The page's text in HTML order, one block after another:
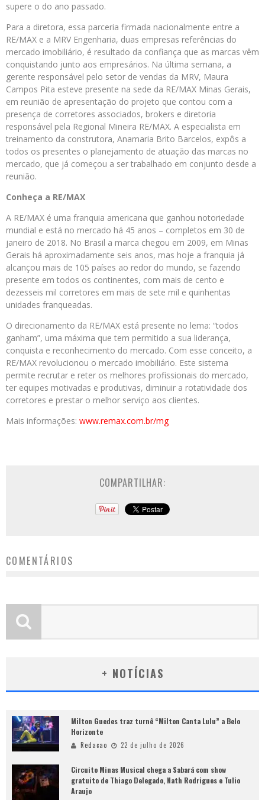
supere o do ano passado.
Para a diretora, essa parceria firmada nacionalmente entre a
RE/MAX e a MRV Engenharia, duas empresas referências do
mercado imobiliário, é resultado da confiança que as marcas vêm
conquistando junto aos empresários. Na última semana, a
gerente responsável pelo setor de vendas da MRV, Maura
Campos Pita esteve presente na sede da RE/MAX Minas Gerais,
em reunião de apresentação do projeto que contou com a
presença de corretores associados, brokers e diretoria
responsável pela Regional Mineira RE/MAX. A especialista em
treinamento da construtora, Anamaria Brito Barcelos, expôs a
todos os presentes o planejamento de atuação das marcas no
mercado, que já começou a ser trabalhado em conjunto desde a
reunião.
Conheça a RE/MAX
A RE/MAX é uma franquia americana que ganhou notoriedade
mundial e está no mercado há 45 anos – completos em 30 de
janeiro de 2018. No Brasil a marca chegou em 2009, em Minas
Gerais há aproximadamente seis anos, mas hoje a franquia já
alcançou mais de 105 países ao redor do mundo, se fazendo
presente em todos os continentes, com mais de cento e
dezesseis mil corretores em mais de sete mil e quinhentas
unidades franqueadas.
O direcionamento da RE/MAX está presente no lema: “todos
ganham”, uma máxima que tem permitido a sua liderança,
conquista e reconhecimento do mercado. Com esse conceito, a
RE/MAX revolucionou o mercado imobiliário. Este sistema
permite recrutar e reter os melhores profissionais do mercado,
ter equipes motivadas e produtivas, diminuir a rotatividade dos
corretores e prestar o melhor serviço aos clientes.
Mais informações: www.remax.com.br/mg
COMPARTILHAR:
COMENTÁRIOS
+ NOTÍCIAS
Milton Guedes traz turnê “Milton Canta Lulu” a Belo
Horizonte
Redacao 22 de julho de 2026
Circuito Minas Musical chega a Sabará com show
gratuito de Thiago Delegado, Nath Rodrigues e Tulio
Araujo